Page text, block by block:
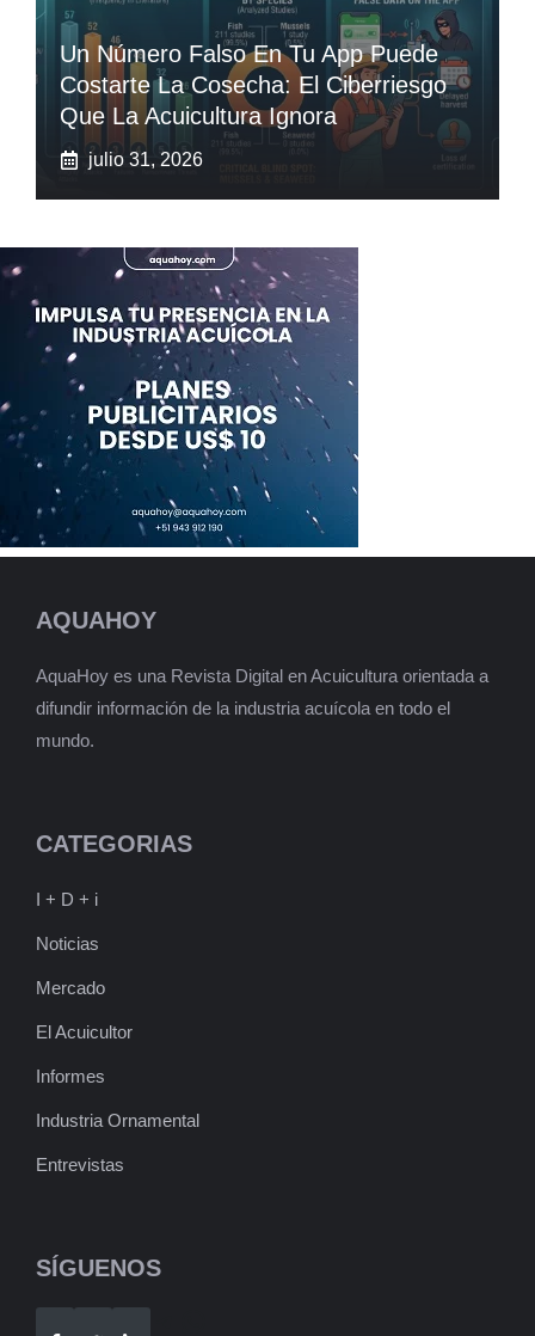
Un Número Falso En Tu App Puede
Costarte La Cosecha: El Ciberriesgo
Que La Acuicultura Ignora
julio 31, 2026
AQUAHOY
AquaHoy es una Revista Digital en Acuicultura orientada a
difundir información de la industria acuícola en todo el
mundo.
CATEGORIAS
I + D + i
Noticias
Mercado
El Acuicultor
Informes
Industria Ornamental
Entrevistas
SÍGUENOS